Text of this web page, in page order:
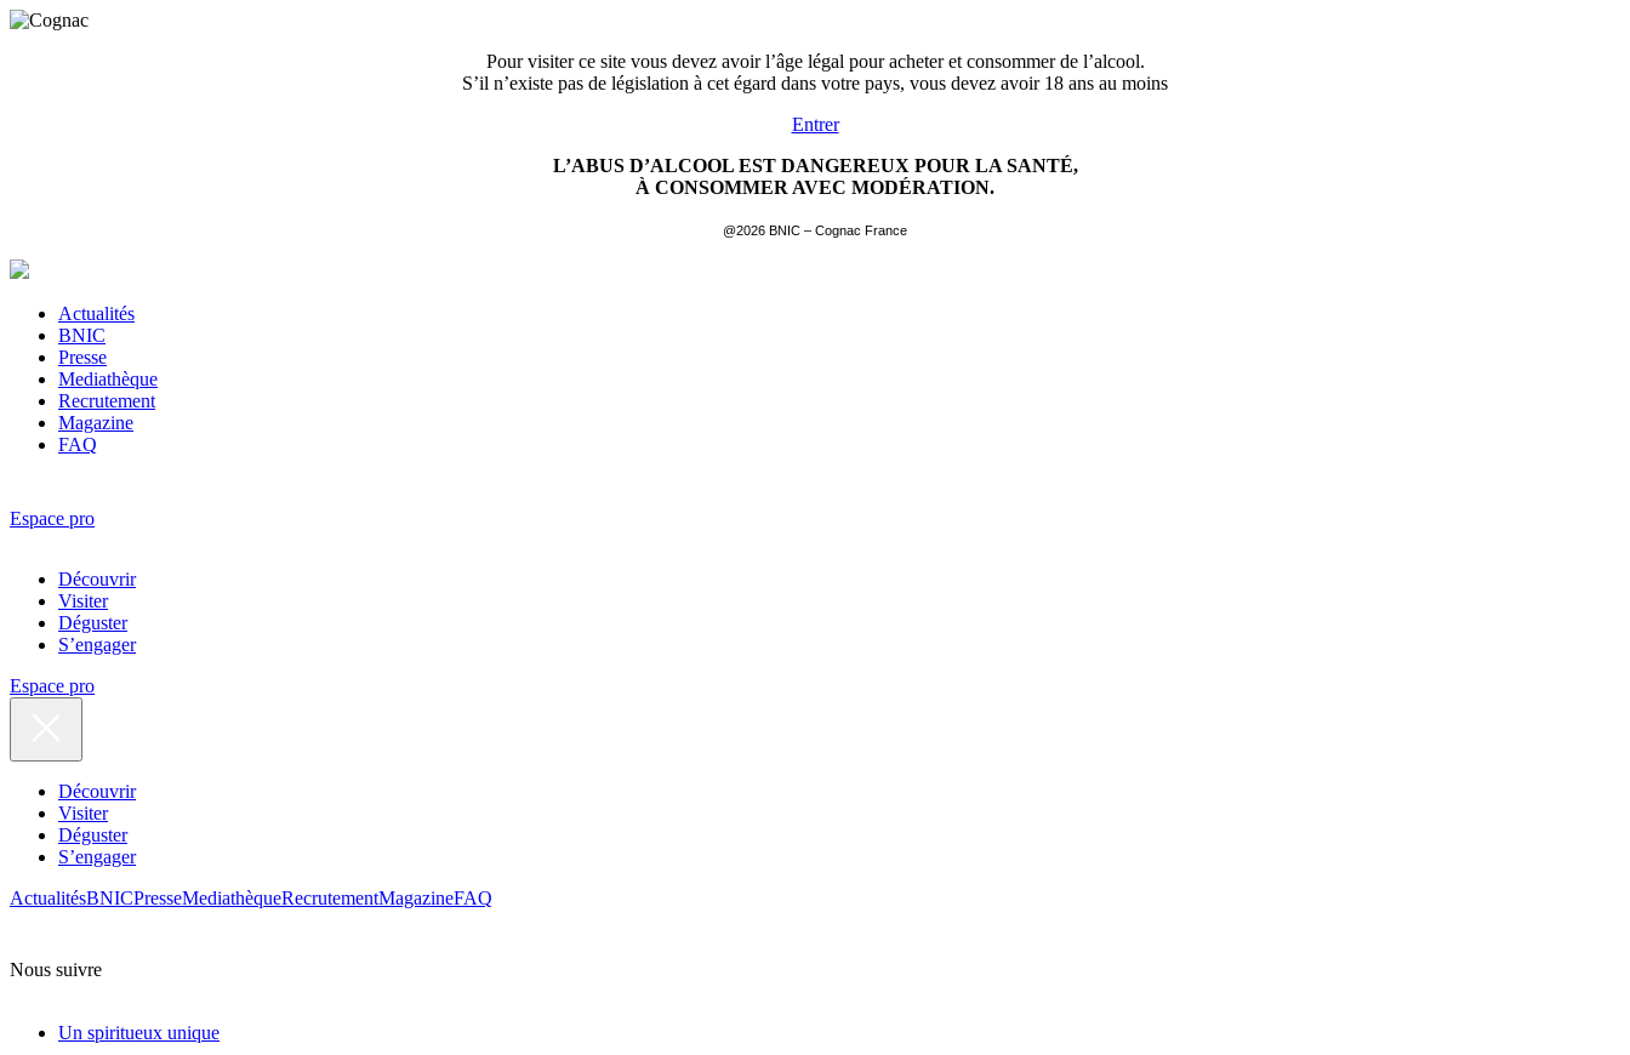
Pour visiter ce site vous devez avoir l’âge légal pour acheter et consommer de l’alcool.
S’il n’existe pas de législation à cet égard dans votre pays, vous devez avoir 18 ans au moins
Entrer
L’ABUS D’ALCOOL EST DANGEREUX POUR LA SANTÉ,
À CONSOMMER AVEC MODÉRATION.
@2026 BNIC – Cognac France
Actualités
BNIC
Presse
Mediathèque
Recrutement
Magazine
FAQ
Espace pro
Découvrir
Visiter
Déguster
S’engager
Espace pro
Découvrir
Visiter
Déguster
S’engager
ActualitésBNICPresseMediathèqueRecrutementMagazineFAQ
Nous suivre
Un spiritueux unique